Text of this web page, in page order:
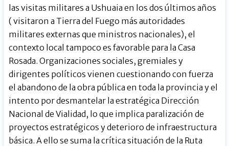
las visitas militares a Ushuaia en los dos últimos años
( visitaron a Tierra del Fuego más autoridades
militares externas que ministros nacionales), el
contexto local tampoco es favorable para la Casa
Rosada. Organizaciones sociales, gremiales y
dirigentes políticos vienen cuestionando con fuerza
el abandono de la obra pública en toda la provincia y el
intento por desmantelar la estratégica Dirección
Nacional de Vialidad, lo que implica paralización de
proyectos estratégicos y deterioro de infraestructura
básica. A ello se suma la crítica situación de la Ruta